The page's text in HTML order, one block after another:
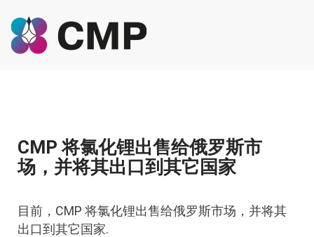
CMP 将氯化锂出售给俄罗斯市
场，并将其出口到其它国家
目前，CMP 将氯化锂出售给俄罗斯市场，并将其
出口到其它国家.